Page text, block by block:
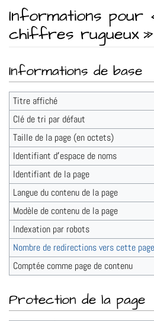
Informations pour
chiffres rugueux »
Aller à : navigation rechercher
Informations de base
Titre affiché
Clé de tri par défaut
Taille de la page (en octets)
Identifiant dʼespace de noms
Identifiant de la page
Langue du contenu de la page
Modèle de contenu de la page
Indexation par robots
Nombre de redirections vers cette page
Comptée comme page de contenu
Protection de la page